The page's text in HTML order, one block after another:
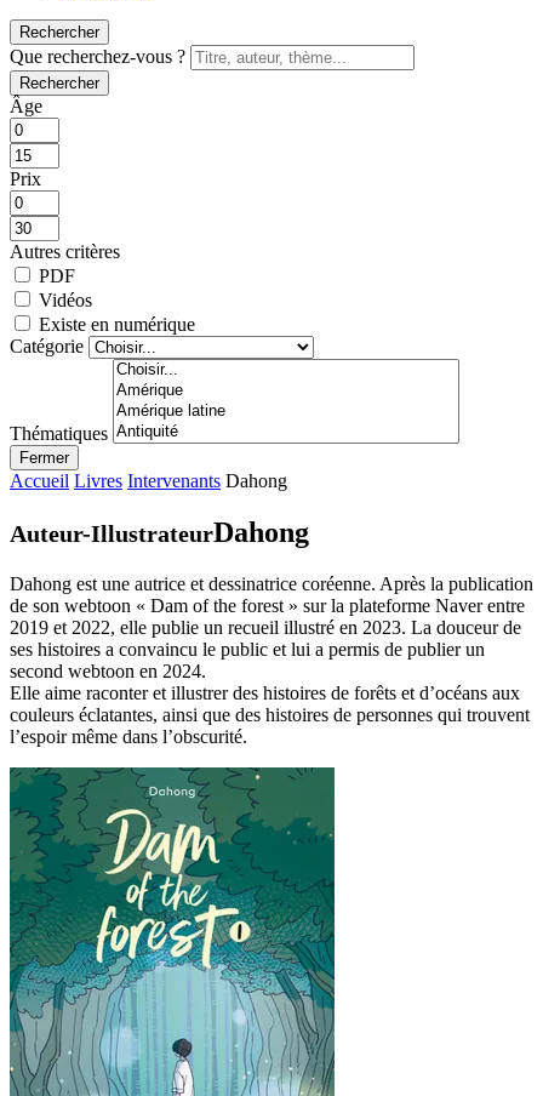
Rechercher
Que recherchez-vous ?
Rechercher
Âge
Prix
Autres critères
PDF
Vidéos
Existe en numérique
Catégorie
Thématiques
Fermer
Accueil Livres Intervenants Dahong
Auteur-IllustrateurDahong
Dahong est une autrice et dessinatrice coréenne. Après la publication
de son webtoon « Dam of the forest » sur la plateforme Naver entre
2019 et 2022, elle publie un recueil illustré en 2023. La douceur de
ses histoires a convaincu le public et lui a permis de publier un
second webtoon en 2024.
Elle aime raconter et illustrer des histoires de forêts et d’océans aux
couleurs éclatantes, ainsi que des histoires de personnes qui trouvent
l’espoir même dans l’obscurité.